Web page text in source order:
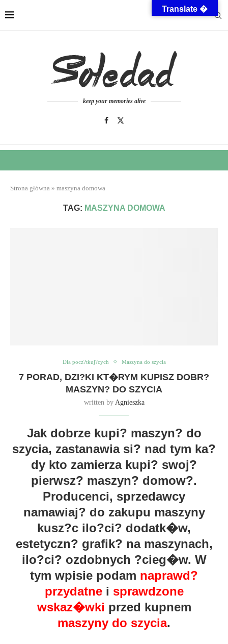
keep your memories alive
Strona główna » maszyna domowa
TAG: MASZYNA DOMOWA
Dla pocz?tkuj?cych Maszyna do szycia
7 PORAD, DZI?KI KT�RYM KUPISZ DOBR?
MASZYN? DO SZYCIA
written by Agnieszka
Jak dobrze kupi? maszyn? do
szycia, zastanawia si? nad tym ka?
dy kto zamierza kupi? swoj?
pierwsz? maszyn? domow?.
Producenci, sprzedawcy
namawiaj? do zakupu maszyny
kusz?c ilo?ci? dodatk�w,
estetyczn? grafik? na maszynach,
ilo?ci? ozdobnych ?cieg�w. W
tym wpisie podam naprawd?
przydatnei sprawdzone
wskaz�wki przed kupnem
maszyny do szycia.
Translate �